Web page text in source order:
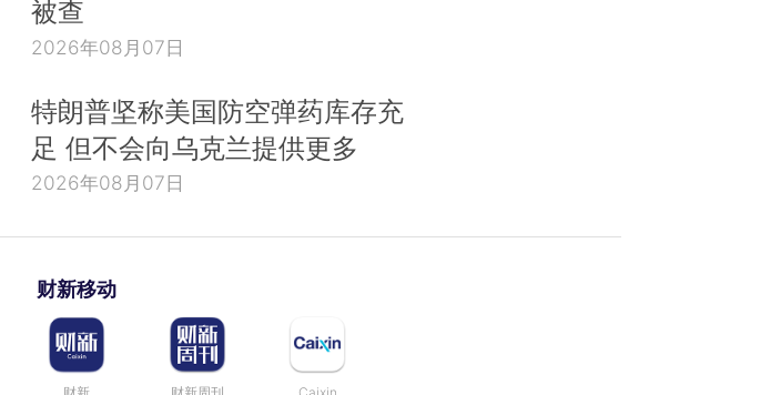
被查
2026年08月07日
特朗普坚称美国防空弹药库存充
足 但不会向乌克兰提供更多
2026年08月07日
财新移动